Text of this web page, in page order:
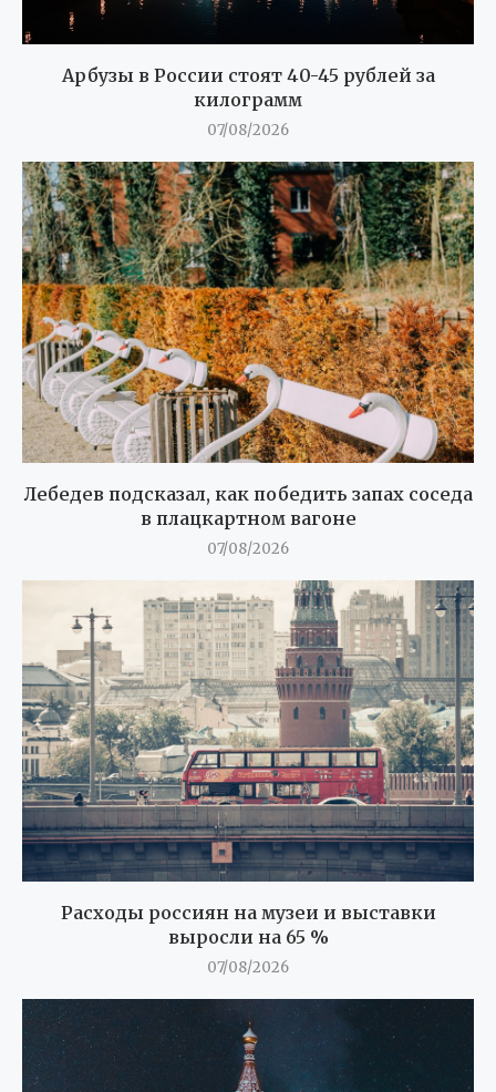
Арбузы в России стоят 40-45 рублей за
килограмм
07/08/2026
Лебедев подсказал, как победить запах соседа
в плацкартном вагоне
07/08/2026
Расходы россиян на музеи и выставки
выросли на 65 %
07/08/2026